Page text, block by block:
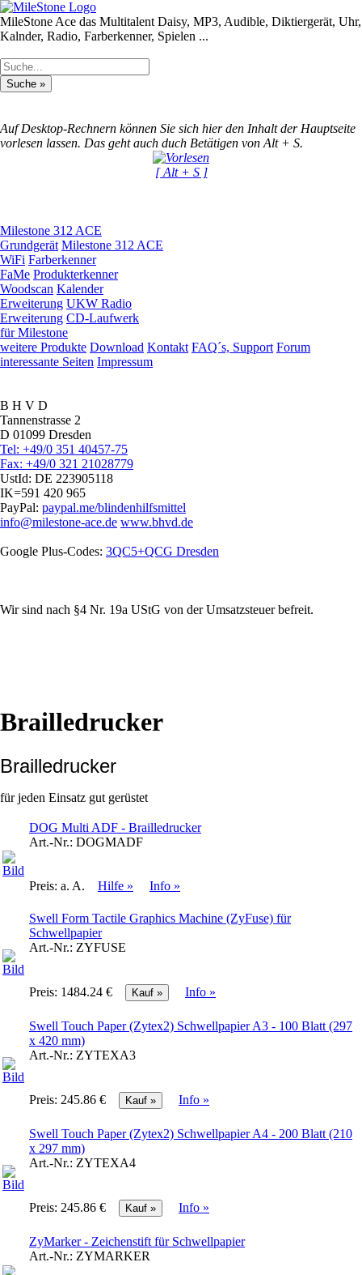
MileStone Ace das Multitalent Daisy, MP3, Audible, Diktiergerät, Uhr,
Kalnder, Radio, Farberkenner, Spielen ...
Auf Desktop-Rechnern können Sie sich hier den Inhalt der Hauptseite
vorlesen lassen. Das geht auch duch Betätigen von Alt + S.
[ Alt + S ]
Milestone 312 ACE
Grundgerät Milestone 312 ACE
WiFi Farberkenner
FaMe Produkterkenner
Woodscan Kalender
Erweiterung UKW Radio
Erweiterung CD-Laufwerk
für Milestone
weitere Produkte Download Kontakt FAQ´s, Support Forum
interessante Seiten Impressum
B H V D
Tannenstrasse 2
D 01099 Dresden
Tel: +49/0 351 40457-75
Fax: +49/0 321 21028779
UstId: DE 223905118
IK=591 420 965
PayPal: paypal.me/blindenhilfsmittel
info@milestone-ace.de www.bhvd.de
Google Plus-Codes: 3QC5+QCG Dresden
Wir sind nach §4 Nr. 19a UStG von der Umsatzsteuer befreit.
Brailledrucker
Brailledrucker
für jeden Einsatz gut gerüstet
DOG Multi ADF - Brailledrucker
Art.-Nr.: DOGMADF
Preis: a. A. Hilfe » Info »
Swell Form Tactile Graphics Machine (ZyFuse) für
Schwellpapier
Art.-Nr.: ZYFUSE
Preis: 1484.24 € Info »
Swell Touch Paper (Zytex2) Schwellpapier A3 - 100 Blatt (297
x 420 mm)
Art.-Nr.: ZYTEXA3
Preis: 245.86 € Info »
Swell Touch Paper (Zytex2) Schwellpapier A4 - 200 Blatt (210
x 297 mm)
Art.-Nr.: ZYTEXA4
Preis: 245.86 € Info »
ZyMarker - Zeichenstift für Schwellpapier
Art.-Nr.: ZYMARKER